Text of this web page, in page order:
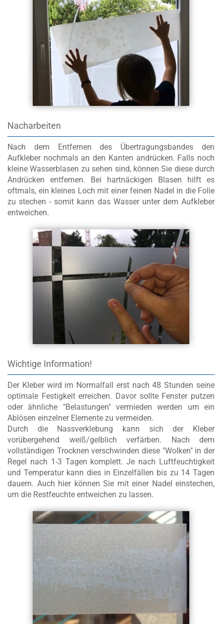
Nacharbeiten
Nach dem Entfernen des Übertragungsbandes den
Aufkleber nochmals an den Kanten andrücken. Falls noch
kleine Wasserblasen zu sehen sind, können Sie diese durch
Andrücken entfernen. Bei hartnäckigen Blasen hilft es
oftmals, ein kleines Loch mit einer feinen Nadel in die Folie
zu stechen - somit kann das Wasser unter dem Aufkleber
entweichen.
Wichtige Information!
Der Kleber wird im Normalfall erst nach 48 Stunden seine
optimale Festigkeit erreichen. Davor sollte Fenster putzen
oder ähnliche "Belastungen" vermieden werden um ein
Ablösen einzelner Elemente zu vermeiden.
Durch die Nassverklebung kann sich der Kleber
vorübergehend weiß/gelblich verfärben. Nach dem
vollständigen Trocknen verschwinden diese "Wolken" in der
Regel nach 1-3 Tagen komplett. Je nach Luftfeuchtigkeit
und Temperatur kann dies in Einzelfällen bis zu 14 Tagen
dauern. Auch hier können Sie mit einer Nadel einstechen,
um die Restfeuchte entweichen zu lassen.